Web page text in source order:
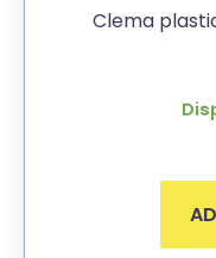
Clema